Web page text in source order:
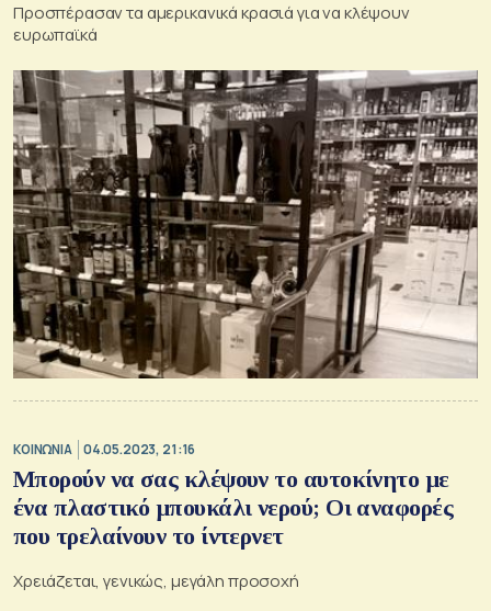
Προσπέρασαν τα αμερικανικά κρασιά για να κλέψουν
ευρωπαϊκά
ΚΟΙΝΩΝΙΑ 04.05.2023, 21:16
Μπορούν να σας κλέψουν το αυτοκίνητο με
ένα πλαστικό μπουκάλι νερού; Οι αναφορές
που τρελαίνουν το ίντερνετ
Χρειάζεται, γενικώς, μεγάλη προσοχή